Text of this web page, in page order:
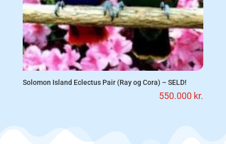
Solomon Island Eclectus Pair (Ray og Cora) – SELD!
550.000 kr.